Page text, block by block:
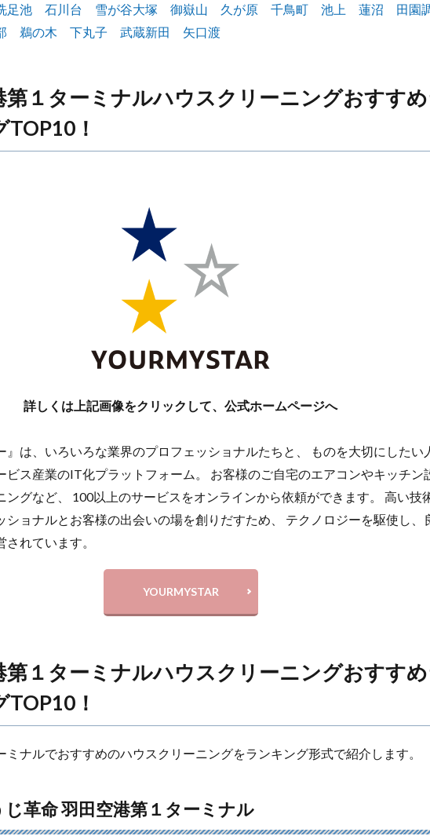
足池 石川台 雪が谷大塚 御嶽山 久が原 千鳥町 池上 蓮沼
田園
鵜の木 下丸子 武蔵新田 矢口渡
第１ターミナルハウスクリーニングおすすめ
TOP10！
詳しくは上記画像をクリックして、公式ホームページへ
』は、いろいろな業界のプロフェッショナルたちと、 ものを大切にしたい
ビス産業のIT化プラットフォーム。 お客様のご自宅のエアコンやキッチン
ングなど、 100以上のサービスをオンラインから依頼ができます。 高い技
ショナルとお客様の出会いの場を創りだすため、 テクノロジーを駆使し、
れています。
YOURMYSTAR
第１ターミナルハウスクリーニングおすすめ
TOP10！
ミナルでおすすめのハウスクリーニングをランキング形式で紹介します。
革命 羽田空港第１ターミナル